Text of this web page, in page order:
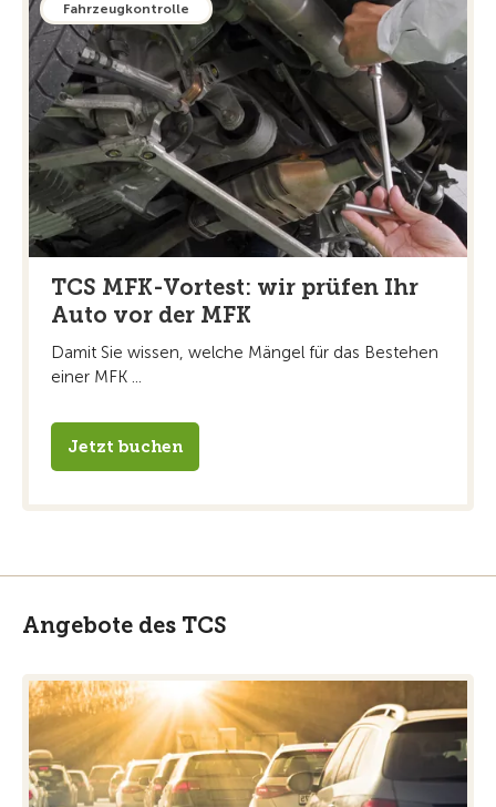
Fahrzeugkontrolle
TCS MFK-Vortest: wir prüfen Ihr
Auto vor der MFK
Damit Sie wissen, welche Mängel für das Bestehen
einer MFK ...
Jetzt buchen
Angebote des TCS